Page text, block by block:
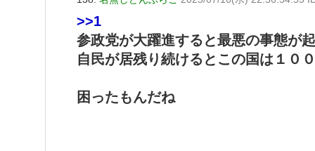
>>1
参政党が大躍進すると最悪の事態が
自民が居残り続けるとこの国は１０
困ったもんだね